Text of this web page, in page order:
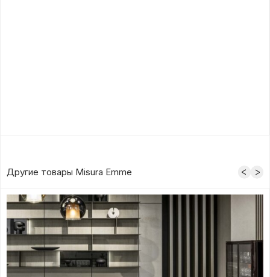
Другие товары Misura Emme